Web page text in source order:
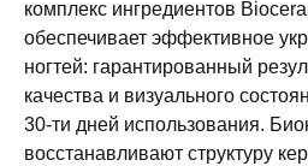
комплекс ингредиентов
обеспечивает эффективное
ногтей: гарантированный
качества и визуального
30-ти дней использования.
восстанавливают структуру